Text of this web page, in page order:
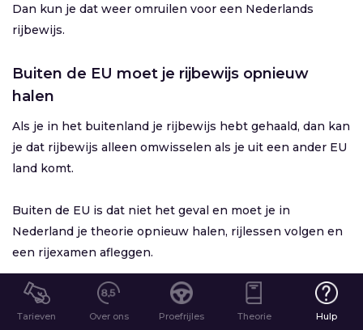
Dan kun je dat weer omruilen voor een Nederlands
rijbewijs.
Buiten de EU moet je rijbewijs opnieuw
halen
Als je in het buitenland je rijbewijs hebt gehaald, dan kan
je dat rijbewijs alleen omwisselen als je uit een ander EU
land komt.
Buiten de EU is dat niet het geval en moet je in
Nederland je theorie opnieuw halen, rijlessen volgen en
een rijexamen afleggen.
Je kan al autorijden
Je kan al autorijden, dus het gaat er vooral om dat we je
Tarieven Over ons Proefrijles Theorie Hulp